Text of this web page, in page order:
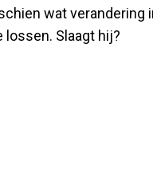
wat verandering
Slaagt hij?